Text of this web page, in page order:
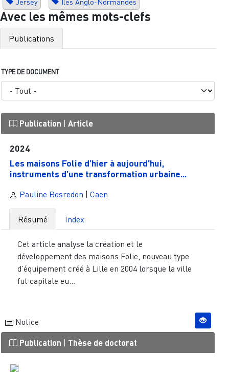
Jersey Îles Anglo-Normandes
Avec les mêmes mots-clefs
Publications
TYPE DE DOCUMENT
Publication Article
2024
Les maisons Folie d’hier à aujourd’hui,
instruments d’une transformation urbaine...
Pauline Bosredon Caen
Résumé Index
Cet article analyse la création et le
développement des maisons Folie, nouveau type
d’équipement créé à Lille en 2004 lorsque la ville
fut capitale eu...
Notice
Publication Thèse de doctorat